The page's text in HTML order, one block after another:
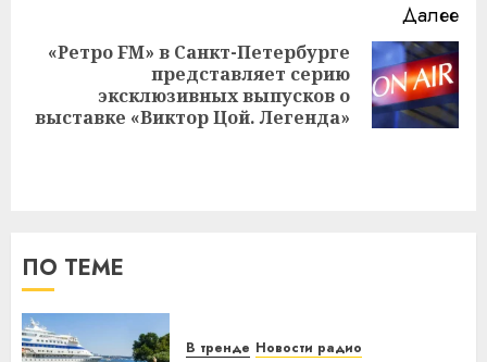
Далее
запись:
«Ретро FM» в Санкт-Петербурге
представляет серию
эксклюзивных выпусков о
выставке «Виктор Цой. Легенда»
ПО ТЕМЕ
В тренде Новости радио